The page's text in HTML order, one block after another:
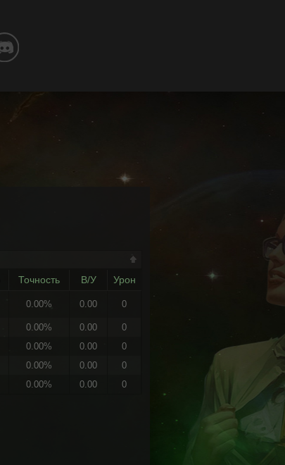
Точность В/У Урон
0.00% 0.00 0
0.00% 0.00
0
0.00% 0.00
0
0.00% 0.00
0
0.00% 0.00 0